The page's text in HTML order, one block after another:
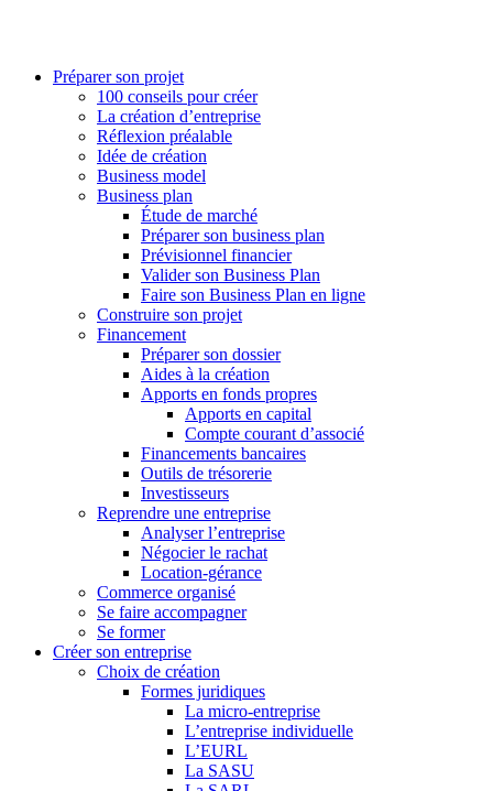
Préparer son projet
100 conseils pour créer
La création d’entreprise
Réflexion préalable
Idée de création
Business model
Business plan
Étude de marché
Préparer son business plan
Prévisionnel financier
Valider son Business Plan
Faire son Business Plan en ligne
Construire son projet
Financement
Préparer son dossier
Aides à la création
Apports en fonds propres
Apports en capital
Compte courant d’associé
Financements bancaires
Outils de trésorerie
Investisseurs
Reprendre une entreprise
Analyser l’entreprise
Négocier le rachat
Location-gérance
Commerce organisé
Se faire accompagner
Se former
Créer son entreprise
Choix de création
Formes juridiques
La micro-entreprise
L’entreprise individuelle
L’EURL
La SASU